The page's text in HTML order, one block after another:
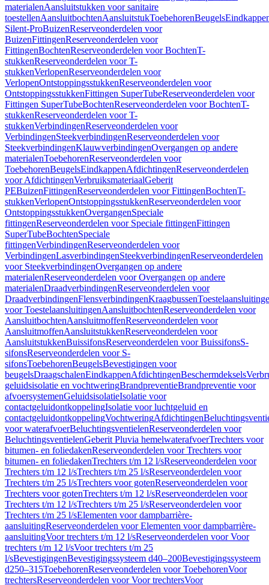
materialenAansluitstukken voor sanitaire
toestellenAansluitbochtenAansluitstukToebehorenBeugels
Silent-ProBuizenReserveonderdelen voor
BuizenFittingenReserveonderdelen voor
FittingenBochtenReserveonderdelen voor BochtenT-
stukkenReserveonderdelen voor T-
stukkenVerlopenReserveonderdelen voor
VerlopenOntstoppingsstukkenReserveonderdelen voor
OntstoppingsstukkenFittingen SuperTubeReserveonderdelen voor
Fittingen SuperTubeBochtenReserveonderdelen voor BochtenT-
stukkenReserveonderdelen voor T-
stukkenVerbindingenReserveonderdelen voor
VerbindingenSteekverbindingenReserveonderdelen voor
SteekverbindingenKlauwverbindingenOvergangen op andere
materialenToebehorenReserveonderdelen voor
ToebehorenBeugelsEindkappenAfdichtingenReserveonderdelen
voor AfdichtingenVerbruiksmateriaalGeberit
PEBuizenFittingenReserveonderdelen voor FittingenBochtenT-
stukkenVerlopenOntstoppingsstukkenReserveonderdelen voor
OntstoppingsstukkenOvergangenSpeciale
fittingenReserveonderdelen voor Speciale fittingenFittingen
SuperTubeBochtenSpeciale
fittingenVerbindingenReserveonderdelen voor
VerbindingenLasverbindingenSteekverbindingenReserveonderdelen
voor SteekverbindingenOvergangen op andere
materialenReserveonderdelen voor Overgangen op andere
materialenDraadverbindingenReserveonderdelen voor
DraadverbindingenFlensverbindingenKraagbussen
voor ToestelaansluitingenAansluitbochtenReserveonderdelen voor
AansluitbochtenAansluitmoffenReserveonderdelen voor
AansluitmoffenAansluitstukkenReserveonderdelen voor
AansluitstukkenBuissifonsReserveonderdelen voor BuissifonsS-
sifonsReserveonderdelen voor S-
sifonsToebehorenBeugelsBevestigingen voor
beugelsDraagschalenEindkappenAfdichtingenBeschermdeksels
geluidsisolatie en vochtweringBrandpreventieBrandpreventie voor
afvoersystemenGeluidsisolatieIsolatie voor
contactgeluidontkoppelingIsolatie voor luchtgeluid en
contactgeluidontkoppelingVochtweringAfdichtingen
voor waterafvoerBeluchtingsventielenReserveonderdelen voor
BeluchtingsventielenGeberit Pluvia hemelwaterafvoerTrechters voor
bitumen- en foliedakenReserveonderdelen voor Trechters voor
bitumen- en foliedakenTrechters t/m 12 l/sReserveonderdelen voor
Trechters t/m 12 l/sTrechters t/m 25 l/sReserveonderdelen voor
Trechters t/m 25 l/sTrechters voor gotenReserveonderdelen voor
Trechters voor gotenTrechters t/m 12 l/sReserveonderdelen voor
Trechters t/m 12 l/sTrechters t/m 25 l/sReserveonderdelen voor
Trechters t/m 25 l/sElementen voor dampbarrière-
aansluitingReserveonderdelen voor Elementen voor dampbarrière-
aansluitingVoor trechters t/m 12 l/sReserveonderdelen voor Voor
trechters t/m 12 l/sVoor trechters t/m 25
l/sBevestigingenBevestigingssysteem d40–200Bevestigingssysteem
d250–315ToebehorenReserveonderdelen voor ToebehorenVoor
trechtersReserveonderdelen voor Voor trechtersVoor